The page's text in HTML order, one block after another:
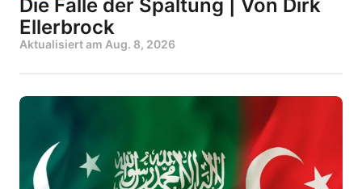
Die Falle der Spaltung | Von Dirk
Ellerbrock
Aktualisiert am Aug. 8, 2026